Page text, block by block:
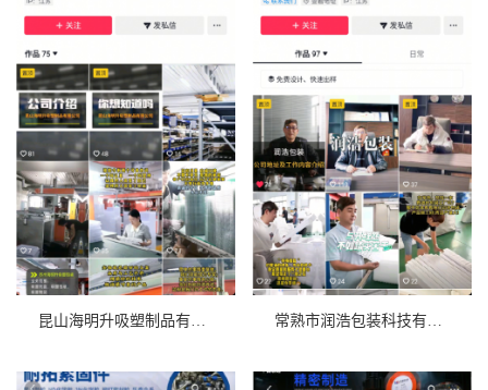
昆山海明升吸塑制品有限公司 常熟市润浩包装科技有限公司